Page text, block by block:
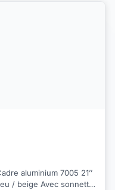
aluminium 7005 21’’
/ beige Avec sonnette,